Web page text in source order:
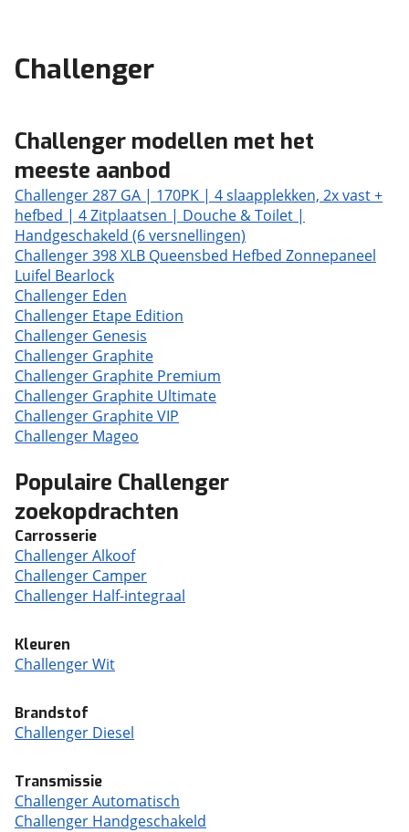
Challenger
Challenger modellen met het
meeste aanbod
Challenger 287 GA | 170PK | 4 slaapplekken, 2x vast +
hefbed | 4 Zitplaatsen | Douche & Toilet |
Handgeschakeld (6 versnellingen)
Challenger 398 XLB Queensbed Hefbed Zonnepaneel
Luifel Bearlock
Challenger Eden
Challenger Etape Edition
Challenger Genesis
Challenger Graphite
Challenger Graphite Premium
Challenger Graphite Ultimate
Challenger Graphite VIP
Challenger Mageo
Populaire Challenger
zoekopdrachten
Carrosserie
Challenger Alkoof
Challenger Camper
Challenger Half-integraal
Kleuren
Challenger Wit
Brandstof
Challenger Diesel
Transmissie
Challenger Automatisch
Challenger Handgeschakeld